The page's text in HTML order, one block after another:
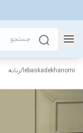
lebaskadekhanomi
/زنانه